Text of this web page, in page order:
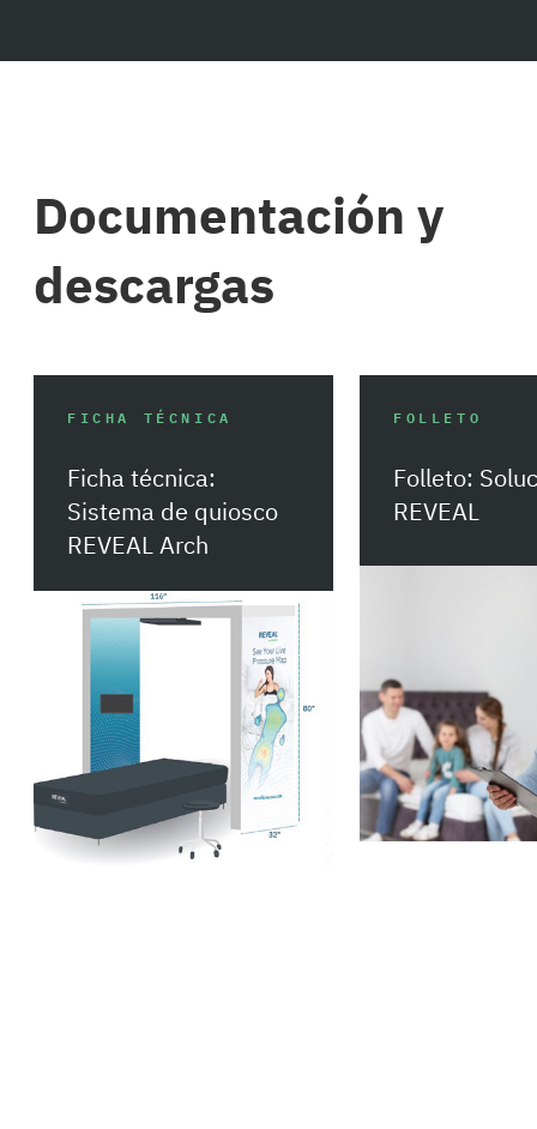
Documentación y
descargas
FICHA TÉCNICA
Ficha técnica:
Sistema de quiosco
REVEAL Arch
Descargar
FOLLETO
Folleto:
REVEAL